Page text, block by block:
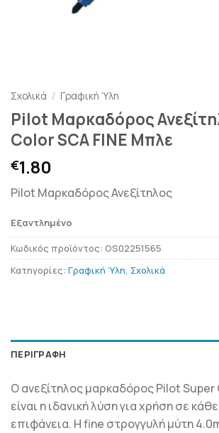
Σχολικά / Γραφική Ύλη
Pilot Μαρκαδόρος
Color SCA FINE Μπλε
€1.80
Pilot Μαρκαδόρος Ανεξίτηλος
Εξαντλημένο
Κωδικός προϊόντος: OS02251565
Κατηγορίες: Γραφική Ύλη, Σχολικά
ΠΕΡΙΓΡΑΦΉ
Ο ανεξίτηλος μαρκαδόρος Pilot Super
είναι η ιδανική λύση για χρήση σε
επιφάνεια. Η fine στρογγυλή μύτη